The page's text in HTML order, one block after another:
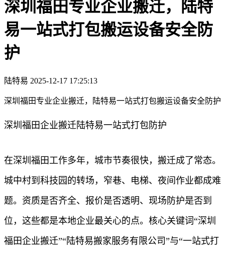
深圳福田专业企业搬迁，陆特
易一站式打包搬运设备安全防
护
陆特易 2025-12-17 17:25:13
深圳福田专业企业搬迁，陆特易一站式打包搬运设备安全防护
深圳福田企业搬迁陆特易一站式打包防护
在深圳福田工作多年，城市节奏很快，搬迁成了常态。
城中村到科技园的转场，窄巷、电梯、夜间作业都成难
题。资质是否齐全、报价是否透明、现场防护是否到
位，这些都是本地企业最关心的点。核心关键词“深圳
福田企业搬迁”“陆特易搬家服务有限公司”与“一站式打